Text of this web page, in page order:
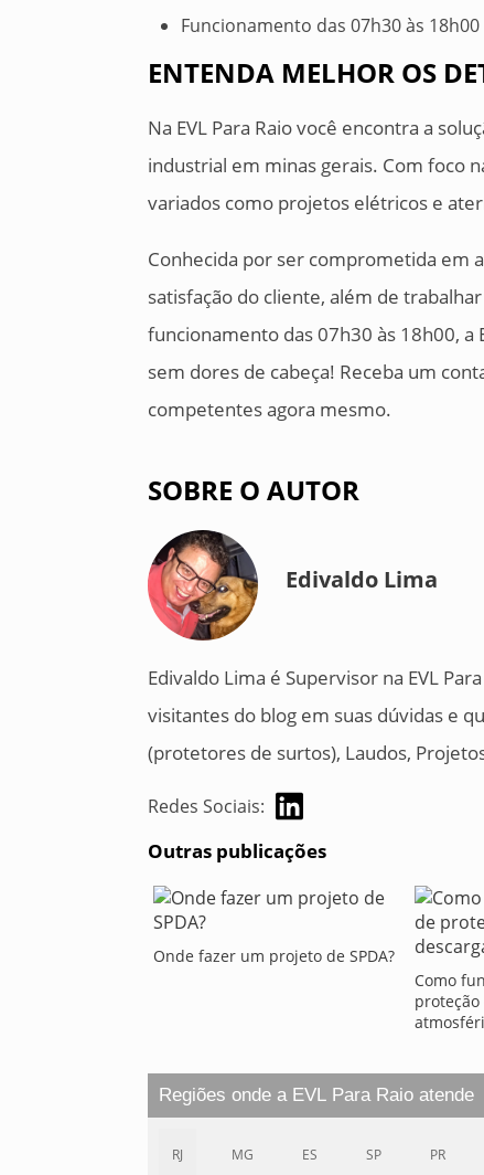
Funcionamento das 07h30 às 18h00
ENTENDA MELHOR OS
Na EVL Para Raio você encontra a
industrial em minas gerais. Com foco
variados como projetos elétricos e
Conhecida por ser comprometida em
satisfação do cliente, além de
funcionamento das 07h30 às 18h00, a
sem dores de cabeça! Receba um
competentes agora mesmo.
SOBRE O AUTOR
Edivaldo Lima
Edivaldo Lima é Supervisor na EVL
visitantes do blog em suas dúvidas e
(protetores de surtos), Laudos,
Redes Sociais:
Outras publicações
Onde fazer um projeto de SPDA?
Como
Regiões onde a EVL Para Raio atende
RJ MG ES SP PR